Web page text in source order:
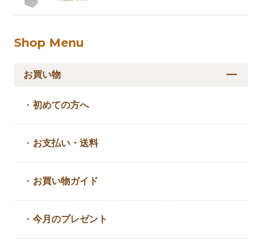
Shop Menu
お買い物
・初めての方へ
・ お支払い・送料
・ お買い物ガイド
・今月のプレゼント